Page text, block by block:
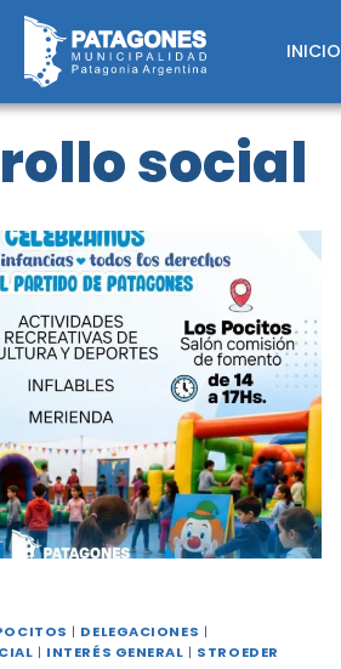
INICIO
social
| DELEGACIONES |
| INTERÉS GENERAL | STROEDER